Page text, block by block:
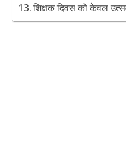
शिक्षक दिवस को केवल